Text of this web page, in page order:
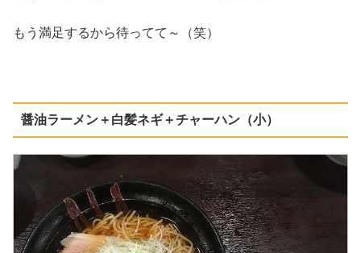
もう満足するから待ってて～（笑）
醤油ラーメン＋白髪ネギ＋チャーハン（小）